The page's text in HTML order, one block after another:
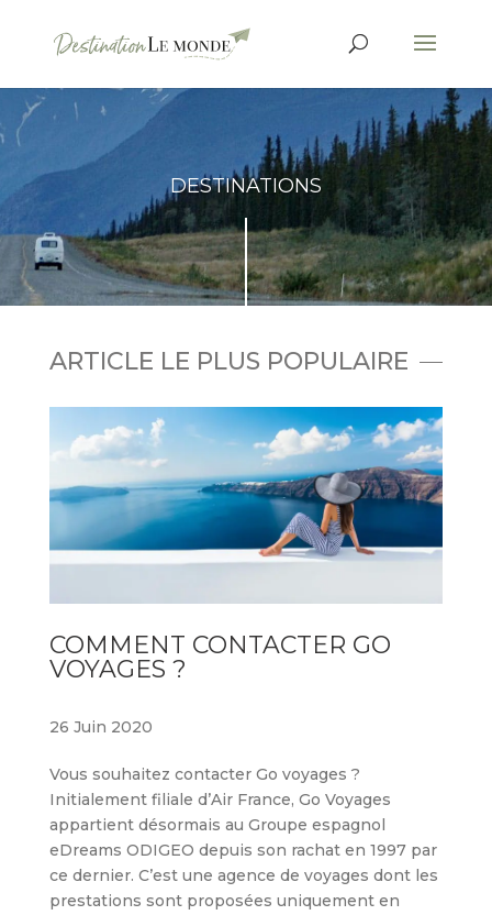
DESTINATIONS
ARTICLE LE PLUS POPULAIRE
COMMENT CONTACTER GO
VOYAGES ?
26 Juin 2020
Vous souhaitez contacter Go voyages ?
Initialement filiale d’Air France, Go Voyages
appartient désormais au Groupe espagnol
eDreams ODIGEO depuis son rachat en 1997 par
ce dernier. C’est une agence de voyages dont les
prestations sont proposées uniquement en